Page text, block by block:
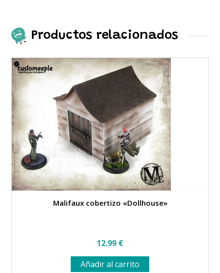
Productos relacionados
Malifaux cobertizo «Dollhouse»
12.99 €
Añadir al carrito